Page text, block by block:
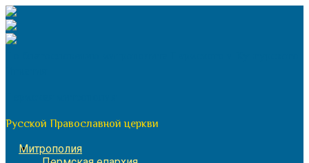
Перейти
к
содержимому
Русской Православной церкви
Митрополия